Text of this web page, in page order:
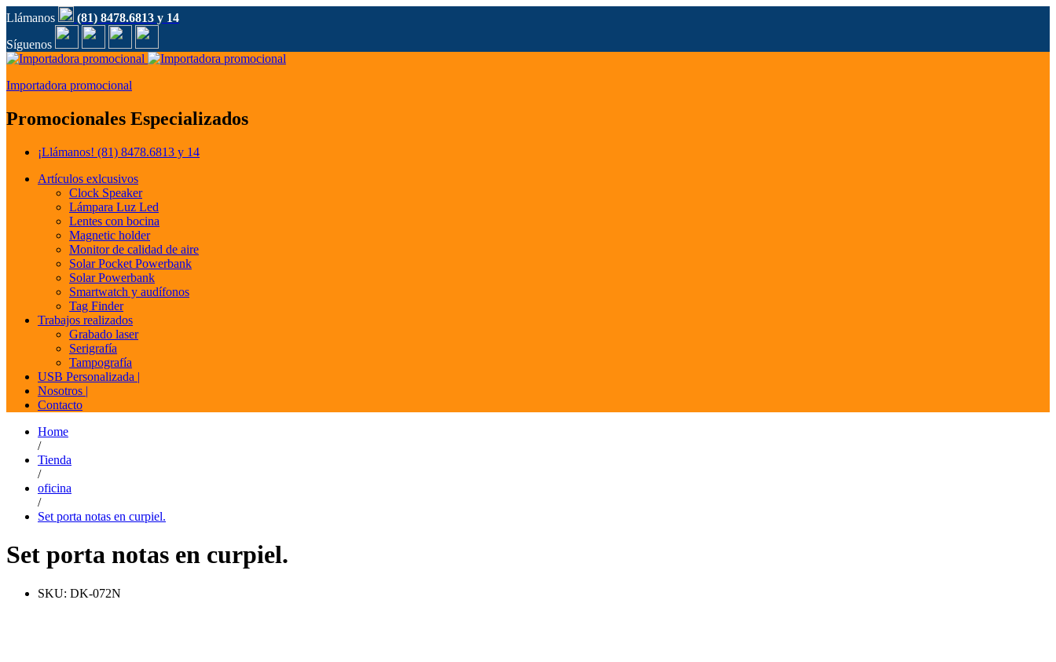
Llámanos
(81) 8478.6813 y 14
Síguenos
Importadora promocional
Promocionales Especializados
¡Llámanos! (81) 8478.6813 y 14
Artículos exlcusivos
Clock Speaker
Lámpara Luz Led
Lentes con bocina
Magnetic holder
Monitor de calidad de aire
Solar Pocket Powerbank
Solar Powerbank
Smartwatch y audífonos
Tag Finder
Trabajos realizados
Grabado laser
Serigrafía
Tampografía
USB Personalizada |
Nosotros |
Contacto
Home
/
Tienda
/
oficina
/
Set porta notas en curpiel.
Set porta notas en curpiel.
SKU: DK-072N